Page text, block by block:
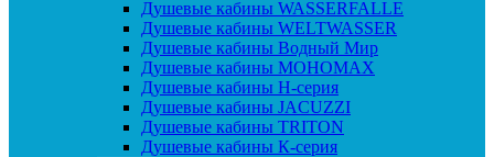
Душевые кабины WASSERFALLE
Душевые кабины WELTWASSER
Душевые кабины Водный Мир
Душевые кабины МОНОМАХ
Душевые кабины H-серия
Душевые кабины JACUZZI
Душевые кабины TRITON
Душевые кабины К-серия